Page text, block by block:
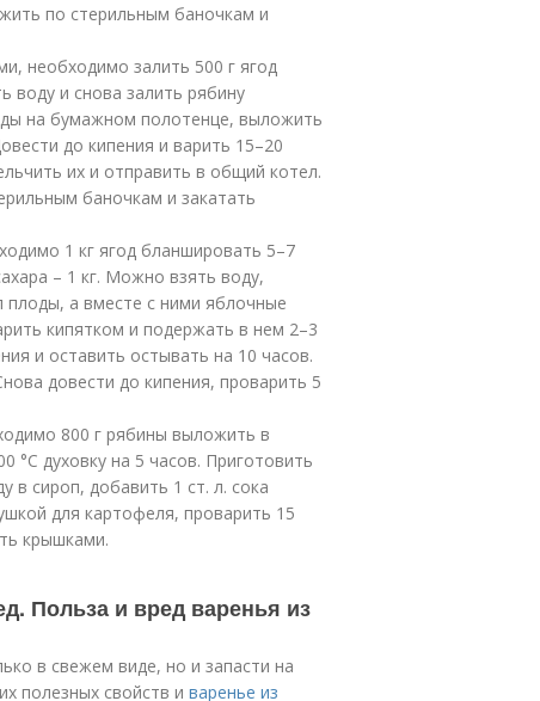
по стерильным баночкам и
необходимо залить 500 г ягод
воду и снова залить рябину
на бумажном полотенце, выложить
до кипения и варить 15–20
их и отправить в общий котел.
баночкам и закатать
1 кг ягод бланшировать 5–7
– 1 кг. Можно взять воду,
плоды, а вместе с ними яблочные
кипятком и подержать в нем 2–3
и оставить остывать на 10 часов.
довести до кипения, проварить 5
800 г рябины выложить в
°С духовку на 5 часов. Приготовить
в сироп, добавить 1 ст. л. сока
для картофеля, проварить 15
крышками.
Польза и вред варенья из
в свежем виде, но и запасти на
полезных свойств и варенье из